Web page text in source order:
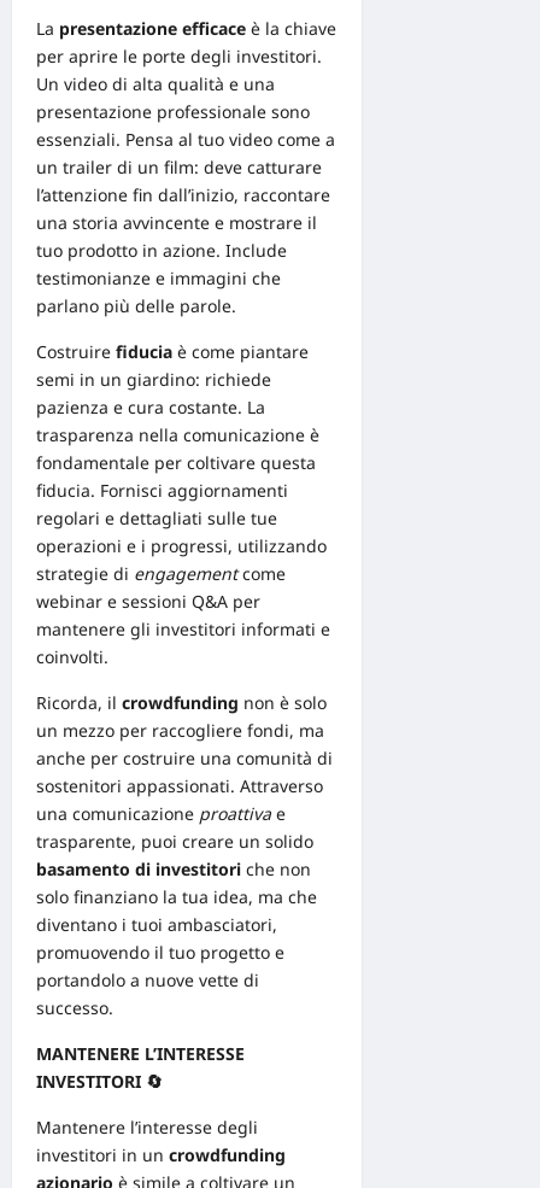
La presentazione efficace è la chiave
per aprire le porte degli investitori.
Un video di alta qualità e una
presentazione professionale sono
essenziali. Pensa al tuo video come a
un trailer di un film: deve catturare
l’attenzione fin dall’inizio, raccontare
una storia avvincente e mostrare il
tuo prodotto in azione. Include
testimonianze e immagini che
parlano più delle parole.
Costruire fiducia è come piantare
semi in un giardino: richiede
pazienza e cura costante. La
trasparenza nella comunicazione è
fondamentale per coltivare questa
fiducia. Fornisci aggiornamenti
regolari e dettagliati sulle tue
operazioni e i progressi, utilizzando
strategie di engagementcome
webinar e sessioni Q&A per
mantenere gli investitori informati e
coinvolti.
Ricorda, il crowdfunding non è solo
un mezzo per raccogliere fondi, ma
anche per costruire una comunità di
sostenitori appassionati. Attraverso
una comunicazione proattiva e
trasparente, puoi creare un solido
basamento di investitori che non
solo finanziano la tua idea, ma che
diventano i tuoi ambasciatori,
promuovendo il tuo progetto e
portandolo a nuove vette di
successo.
MANTENERE L’INTERESSE
INVESTITORI 🔄
Mantenere l’interesse degli
investitori in un crowdfunding
azionario è simile a coltivare un